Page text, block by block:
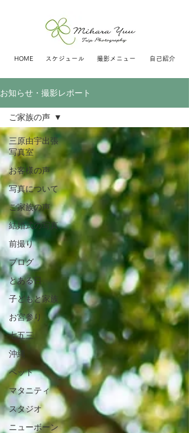
HOME スケジュール 撮影メニュー 自己紹介
お知らせ・撮影レポート
三原由宇出張
写真室
お客様の声
写真について
ご家族の声
結婚式の写真
前撮り
ブログ
とある日
子どもと家族
お宮参り
七五三
沖縄
ペット
マタニティ
スタジオ
ニューボーン
ご家族の声